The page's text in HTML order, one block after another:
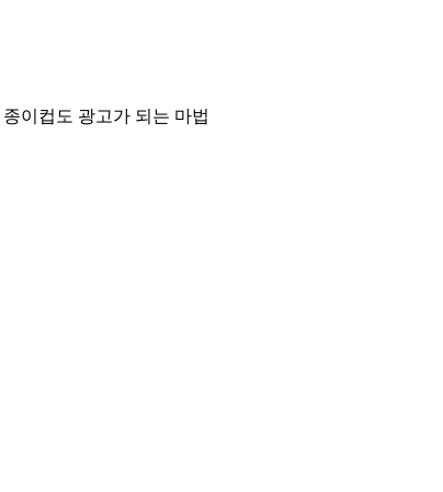
종이컵도 광고가 되는 마법